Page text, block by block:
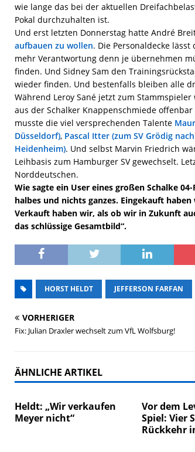
wie lange das bei der aktuellen
Pokal durchzuhalten ist.
Und erst letzten Donnerstag hatte André
aufbauen zu wollen. Die Personaldecke
mehr Verantwortung denn je übernehmen
finden. Und Sidney Sam den
wieder finden. Und bestenfalls bleiben alle
Während Leroy Sané jetzt zum
aus der Schalker Knappenschmiede
musste die viel versprechenden Talente
Düsseldorf), Pascal Itter (zum SV Grödig
Heidenheim). Und selbst Marvin Friedrich
Leihbasis zum Hamburger SV gewechselt.
Norddeutschen.
Wie sagte ein User eines großen Schalke
halbes und nichts ganzes. Eingekauft
Verkauft haben wir, als ob wir in Zukunft
das schlüssige Gesamtbild“.
HORST HELDT JEFFERSON FARFAN
VORHERIGER
Fix: Julian Draxler wechselt zum VfL Wolfsburg!
ÄHNLICHE ARTIKEL
Heldt: „Wir verkaufen
Meyer nicht“
Vor dem
Spiel: Vier
Rückkehr